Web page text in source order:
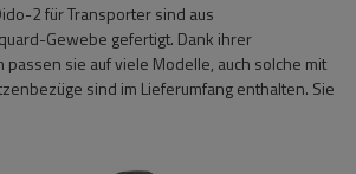
2 für Transporter sind aus
Gewebe gefertigt. Dank ihrer
sie auf viele Modelle, auch solche mit
sind im Lieferumfang enthalten. Sie